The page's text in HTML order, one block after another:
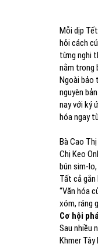
Mỗi dịp
hỏi cách
từng nghi
nằm trong
Ngoài bảo
nguyên
nay với ký
hóa ngay
Bà Cao
Chị Keo
bún sim-
Tất cả
“Văn hóa
xóm, ráng
Cơ hội
Sau nhiều
Khmer